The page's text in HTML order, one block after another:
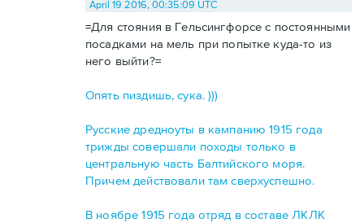
April 19 2016, 00:35:09 UTC
=Для стояния в Гельсингфорсе с постоянными
посадками на мель при попытке куда-то из
него выйти?=
Опять пиздишь, сука. )))
Русские дредноуты в кампанию 1915 года
трижды совершали походы только в
центральную часть Балтийского моря.
Причем действовали там сверхуспешно.
В ноябре 1915 года отряд в составе ЛКЛК